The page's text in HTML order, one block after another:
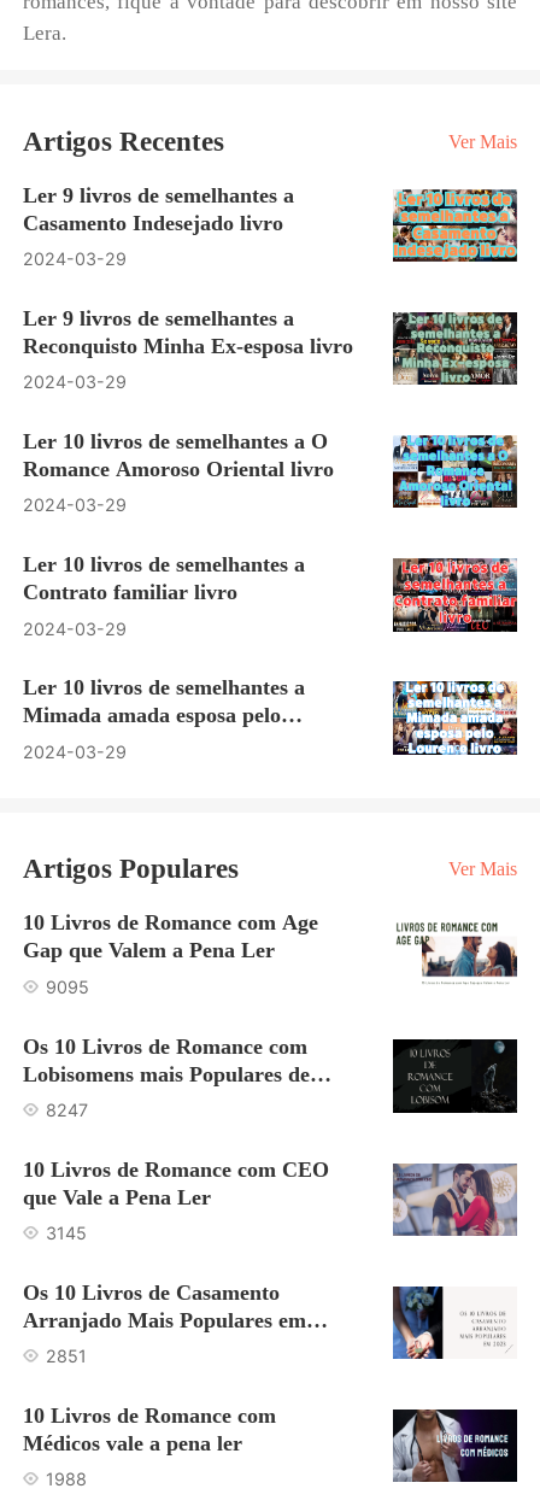
Lera.
Artigos Recentes Ver Mais
Ler 9 livros de semelhantes a
Casamento Indesejado livro
2024-03-29
Ler 9 livros de semelhantes a
Reconquisto Minha Ex-esposa livro
2024-03-29
Ler 10 livros de semelhantes a O
Romance Amoroso Oriental livro
2024-03-29
Ler 10 livros de semelhantes a
Contrato familiar livro
2024-03-29
Ler 10 livros de semelhantes a
Mimada amada esposa pelo
Lourenço livro
2024-03-29
Artigos Populares Ver Mais
10 Livros de Romance com Age
Gap que Valem a Pena Ler
9095
Os 10 Livros de Romance com
Lobisomens mais Populares de
20238247
10 Livros de Romance com CEO
que Vale a Pena Ler
3145
Os 10 Livros de Casamento
Arranjado Mais Populares em
20232851
10 Livros de Romance com
Médicos vale a pena ler
1988